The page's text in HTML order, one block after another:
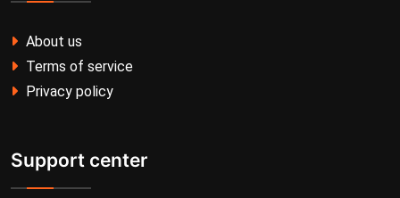
About us
Terms of service
Privacy policy
Support center